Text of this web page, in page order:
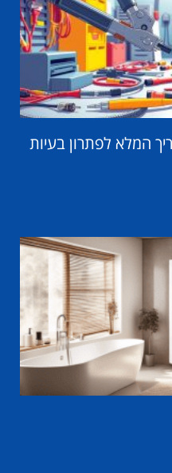
המלא לפתרון בעיות